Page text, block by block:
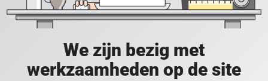
We zijn bezig met
werkzaamheden op de site